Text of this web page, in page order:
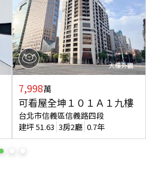
7,998萬
可看屋全坤１０１Ａ１九樓
台北市信義區信義路四段
建坪51.63 3房2廳 0.7年